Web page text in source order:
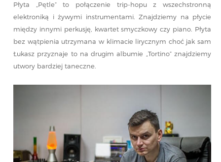
Płyta „Pętle” to połączenie trip-hopu z wszechstronną
elektroniką i żywymi instrumentami. Znajdziemy na płycie
między innymi perkusję, kwartet smyczkowy czy piano. Płyta
bez wątpienia utrzymana w klimacie lirycznym choć jak sam
Łukasz przyznaje to na drugim albumie „Tortino” znajdziemy
utwory bardziej taneczne.